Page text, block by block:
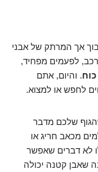
אך המרתק של אבני
לפעמים מפחיד,
. והיום, אתם
לחפש או למצוא.
שלכם מדבר
מכאב חריג או
לא דברים שאפשר
שאבן קטנה יכולה